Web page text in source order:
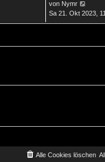
von Nymr
Beitrag
Sa 21. Okt 2023,
Alle Cookies löschen